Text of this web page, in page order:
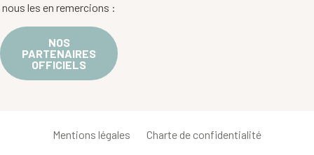
nous les en remercions :
NOS
PARTENAIRES
OFFICIELS
Mentions légales Charte de confidentialité